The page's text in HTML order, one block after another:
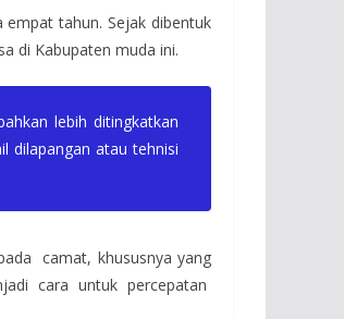
empat tahun. Sejak dibentuk
di Kabupaten muda ini.
lebih ditingkatkan
dilapangan atau tehnisi
camat, khususnya yang
cara untuk percepatan